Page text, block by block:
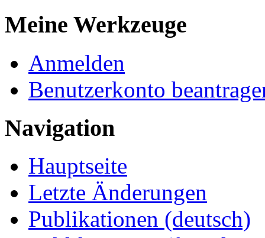
Meine Werkzeuge
Anmelden
Benutzerkonto
Navigation
Hauptseite
Letzte Änderungen
Publikationen (deutsch)